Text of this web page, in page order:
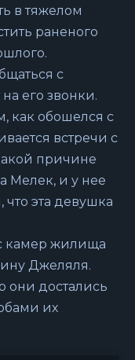
в тяжелом
раненого
с
его звонки.
как обошелся с
встречи с
причине
Мелек, и у нее
эта девушка
камер жилища
Джеляля.
они достались
их